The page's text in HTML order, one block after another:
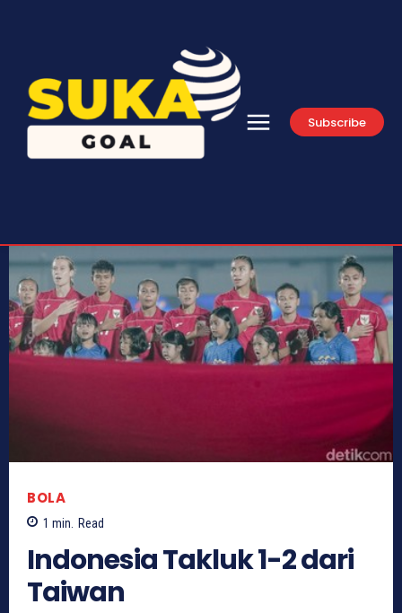
Subscribe
BOLA
1 min. Read
Indonesia Takluk 1-2 dari
Taiwan